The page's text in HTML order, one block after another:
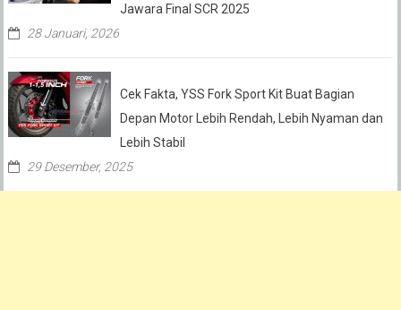
Jawara Final SCR 2025
28 Januari, 2026
Cek Fakta, YSS Fork Sport Kit Buat Bagian
Depan Motor Lebih Rendah, Lebih Nyaman dan
Lebih Stabil
29 Desember, 2025